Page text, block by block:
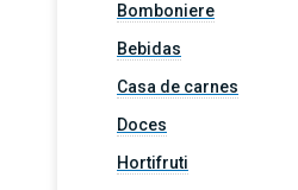
Bomboniere
Bebidas
Casa de carnes
Doces
Hortifruti